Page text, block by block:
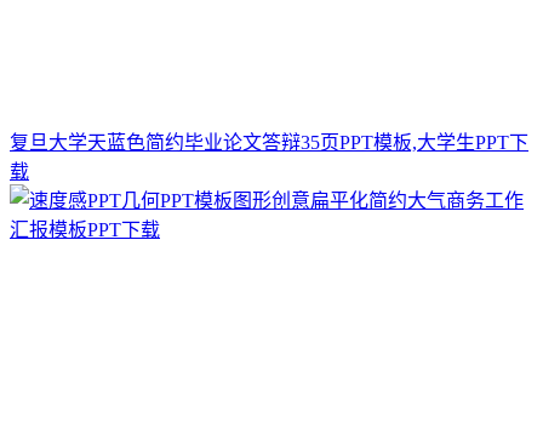
复旦大学天蓝色简约毕业论文答辩35页PPT模板,大学生PPT下
载